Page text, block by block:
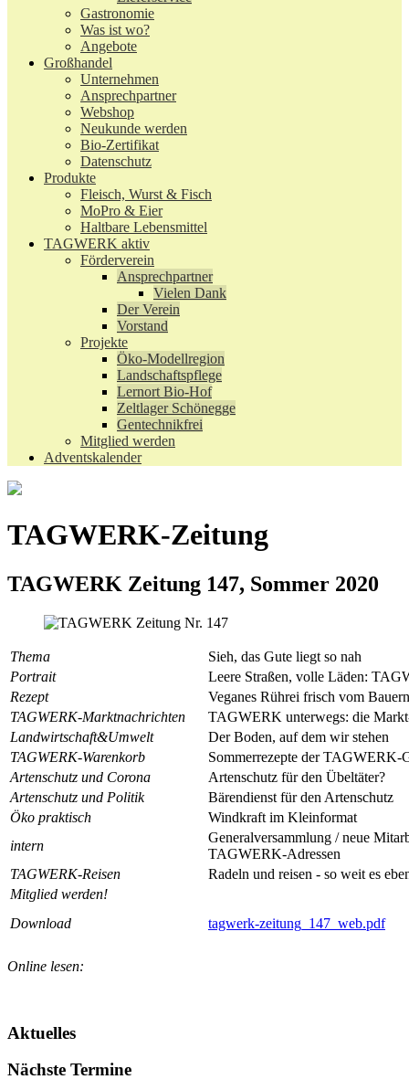
Gastronomie
Was ist wo?
Angebote
Großhandel
Unternehmen
Ansprechpartner
Webshop
Neukunde werden
Bio-Zertifikat
Datenschutz
Produkte
Fleisch, Wurst & Fisch
MoPro & Eier
Haltbare Lebensmittel
TAGWERK aktiv
Förderverein
Ansprechpartner
Vielen Dank
Der Verein
Vorstand
Projekte
Öko-Modellregion
Landschaftspflege
Lernort Bio-Hof
Zeltlager Schönegge
Gentechnikfrei
Mitglied werden
Adventskalender
TAGWERK-Zeitung
TAGWERK Zeitung 147, Sommer 2020
Thema
Sieh, das Gute liegt so nah
Portrait
Leere Straßen, volle Läden:
Rezept
Veganes Rührei frisch vom
TAGWERK-Marktnachrichten
TAGWERK unterwegs: die
Landwirtschaft&Umwelt
Der Boden, auf dem wir stehen
TAGWERK-Warenkorb
Sommerrezepte der TAGWERK-
Artenschutz und Corona
Artenschutz für den Übeltäter?
Artenschutz und Politik
Bärendienst für den Artenschutz
Öko praktisch
Windkraft im Kleinformat
intern
Generalversammlung / neue
TAGWERK-Adressen
TAGWERK-Reisen
Radeln und reisen - so weit es
Mitglied werden!
Download
tagwerk-zeitung_147_web.pdf
Online lesen:
Aktuelles
Nächste Termine